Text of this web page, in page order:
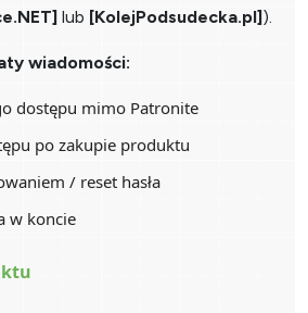
lub [KolejPodsudecka.pl]).
wiadomości:
dostępu mimo Patronite
po zakupie produktu
/ reset hasła
w koncie